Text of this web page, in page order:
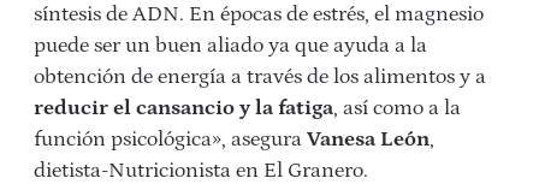
síntesis de ADN. En épocas de estrés, el magnesio
puede ser un buen aliado ya que ayuda a la
obtención de energía a través de los alimentos y a
reducir el cansancio y la fatiga, así como a la
función psicológica», asegura Vanesa León,
dietista-Nutricionista en El Granero.